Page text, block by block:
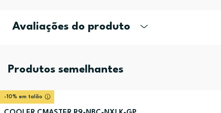
Avaliações do produto
Produtos semelhantes
-10% em talão